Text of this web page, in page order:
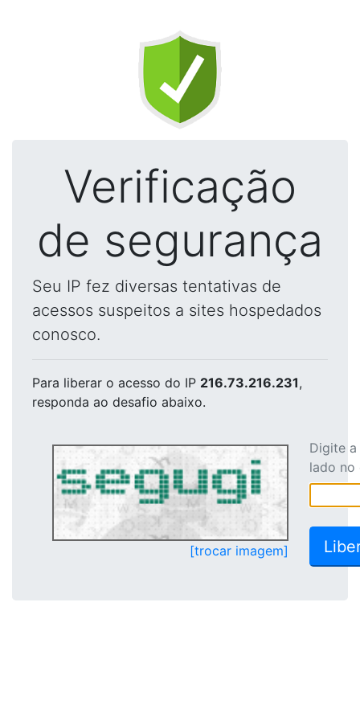
Verificação
de segurança
Seu IP fez diversas tentativas de
acessos suspeitos a sites hospedados
conosco.
Para liberar o acesso do IP 216.73.216.231,
responda ao desafio abaixo.
[trocar imagem]
Digite
lado no